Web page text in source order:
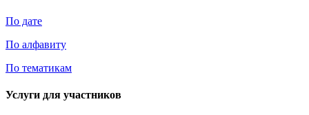
По дате
По алфавиту
По тематикам
Услуги для участников